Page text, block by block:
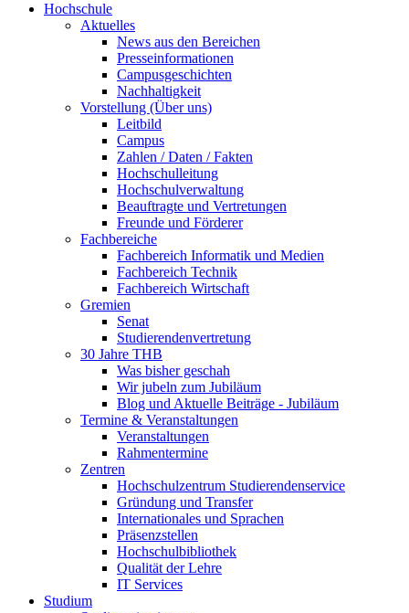
Hochschule
Aktuelles
News aus den Bereichen
Presseinformationen
Campusgeschichten
Nachhaltigkeit
Vorstellung (Über uns)
Leitbild
Campus
Zahlen / Daten / Fakten
Hochschulleitung
Hochschulverwaltung
Beauftragte und Vertretungen
Freunde und Förderer
Fachbereiche
Fachbereich Informatik und Medien
Fachbereich Technik
Fachbereich Wirtschaft
Gremien
Senat
Studierendenvertretung
30 Jahre THB
Was bisher geschah
Wir jubeln zum Jubiläum
Blog und Aktuelle Beiträge - Jubiläum
Termine & Veranstaltungen
Veranstaltungen
Rahmentermine
Zentren
Hochschulzentrum Studierendenservice
Gründung und Transfer
Internationales und Sprachen
Präsenzstellen
Hochschulbibliothek
Qualität der Lehre
IT Services
Studium